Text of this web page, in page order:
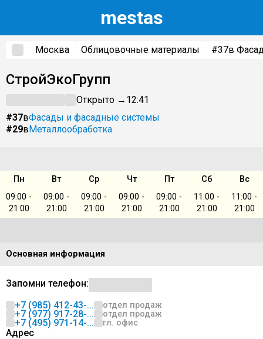
mestas
Москва Облицовочные материалы #37в
СтройЭкоГрупп
Открыто → 12:41
#37вФасады и фасадные системы
#29вМеталлообработка
Пн Вт Ср Чт Пт Сб
Вс
09:00 -
21:00
09:00 -
21:00
09:00 -
21:00
09:00 -
21:00
09:00 -
21:00
11:00 -
21:00
11:00 -
21:00
Основная информация
Запомни телефон:
+7 (985) 412-43-...
отдел продаж
+7 (977) 917-28-... отдел продаж
+7 (495) 971-14-... гл. офис
Адрес